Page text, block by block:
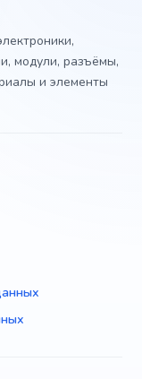
модули, разъёмы,
и элементы